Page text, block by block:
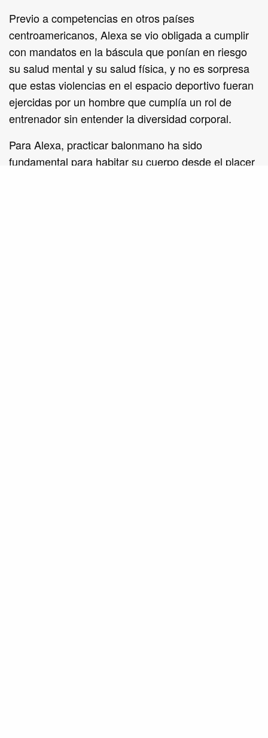
Previo a competencias en otros países
centroamericanos, Alexa se vio obligada a cumplir
con mandatos en la báscula que ponían en riesgo
su salud mental y su salud física, y no es sorpresa
que estas violencias en el espacio deportivo fueran
ejercidas por un hombre que cumplía un rol de
entrenador sin entender la diversidad corporal.
Para Alexa, practicar balonmano ha sido
fundamental para habitar su cuerpo desde el placer